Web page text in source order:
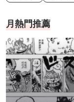
月熱門推薦